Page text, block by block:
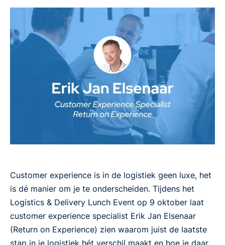
Customer experience is in de logistiek geen luxe, het
is dé manier om je te onderscheiden. Tijdens het
Logistics & Delivery Lunch Event op 9 oktober laat
customer experience specialist Erik Jan Elsenaar
(Return on Experience) zien waarom juist de laatste